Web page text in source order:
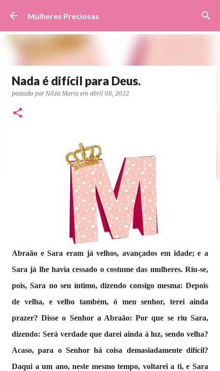
Pular para o conteúdo principal
Mulheres Preciosas
Nada é difícil para Deus.
postado por Nilza Maria em abril 08, 2022
Abraão e Sara eram já velhos, avançados em idade; e a
Sara já lhe havia cessado o costume das mulheres. Riu-se,
pois, Sara no seu íntimo, dizendo consigo mesma: Depois
de velha, e velho também, ó meu senhor, terei ainda
prazer? Disse o Senhor a Abraão: Por que se riu Sara,
dizendo: Será verdade que darei ainda à luz, sendo velha?
Acaso, para o Senhor há coisa demasiadamente difícil?
Daqui a um ano, neste mesmo tempo, voltarei a ti, e Sara